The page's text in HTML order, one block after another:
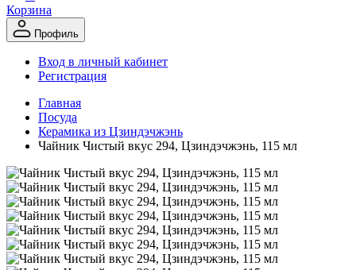
Корзина
Профиль
Вход в личный кабинет
Регистрация
Главная
Посуда
Керамика из Цзиндэчжэнь
Чайник Чистый вкус 294, Цзиндэчжэнь, 115 мл